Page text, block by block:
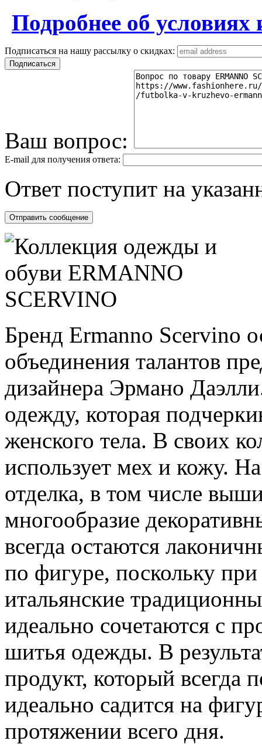
Подробнее об условиях
Подписаться на нашу рассылку о скидках:
Ваш вопрос:
E-mail для получения ответа:
Ответ поступит на
Бренд Ermanno Scervino
объединения талантов
дизайнера Эрмано
одежду, которая
женского тела. В своих
использует мех и кожу.
отделка, в том числе
многообразие
всегда остаются
по фигуре, поскольку
итальянские
идеально сочетаются с
шитья одежды. В
продукт, который всегда
идеально садится на
протяжении всего дня.